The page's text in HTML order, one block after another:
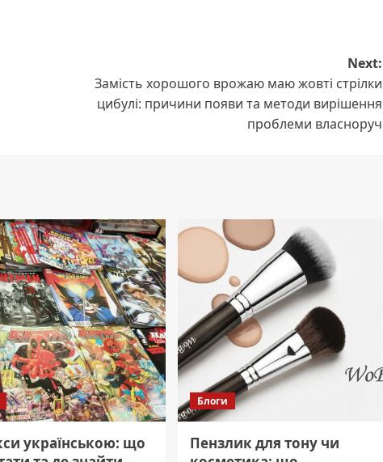
Next:
Замість хорошого врожаю маю жовті стрілки
цибулі: причини появи та методи вирішення
проблеми власноруч
українською: що
Блоги
Пензлик для тону чи